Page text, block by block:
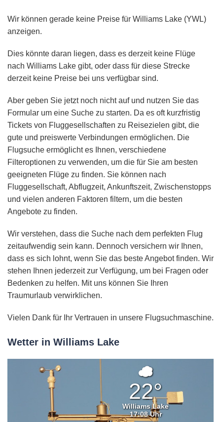
Wir können gerade keine Preise für Williams Lake (YWL)
anzeigen.
Dies könnte daran liegen, dass es derzeit keine Flüge
nach Williams Lake gibt, oder dass für diese Strecke
derzeit keine Preise bei uns verfügbar sind.
Aber geben Sie jetzt noch nicht auf und nutzen Sie das
Formular um eine Suche zu starten. Da es oft kurzfristig
Tickets von Fluggesellschaften zu Reisezielen gibt, die
gute und preiswerte Verbindungen ermöglichen. Die
Flugsuche ermöglicht es Ihnen, verschiedene
Filteroptionen zu verwenden, um die für Sie am besten
geeigneten Flüge zu finden. Sie können nach
Fluggesellschaft, Abflugzeit, Ankunftszeit, Zwischenstopps
und vielen anderen Faktoren filtern, um die besten
Angebote zu finden.
Wir verstehen, dass die Suche nach dem perfekten Flug
zeitaufwendig sein kann. Dennoch versichern wir Ihnen,
dass es sich lohnt, wenn Sie das beste Angebot finden. Wir
stehen Ihnen jederzeit zur Verfügung, um bei Fragen oder
Bedenken zu helfen. Mit uns können Sie Ihren
Traumurlaub verwirklichen.
Vielen Dank für Ihr Vertrauen in unsere Flugsuchmaschine.
Wetter in Williams Lake
bewölkt
22°
Williams Lake
17:08 Uhr